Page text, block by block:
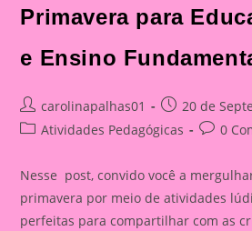
Primavera para
e Ensino
Post
author:
carolinapalhas01
Post
published:
20 de
PostAtividades Pedagógicas
Post0
Nesse post, convido você a
primavera por meio de atividades
perfeitas para compartilhar com as